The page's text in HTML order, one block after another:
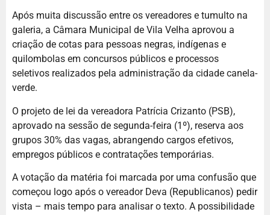
Após muita discussão entre os vereadores e tumulto na
galeria, a Câmara Municipal de Vila Velha aprovou a
criação de cotas para pessoas negras, indígenas e
quilombolas em concursos públicos e processos
seletivos realizados pela administração da cidade canela-
verde.
O projeto de lei da vereadora Patrícia Crizanto (PSB),
aprovado na sessão de segunda-feira (1º), reserva aos
grupos 30% das vagas, abrangendo cargos efetivos,
empregos públicos e contratações temporárias.
A votação da matéria foi marcada por uma confusão que
começou logo após o vereador Deva (Republicanos) pedir
vista – mais tempo para analisar o texto. A possibilidade